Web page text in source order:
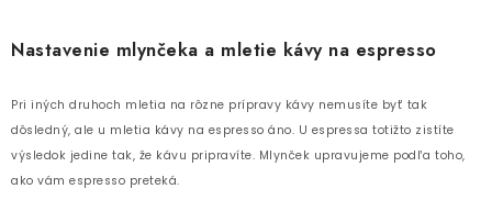
Nastavenie mlynčeka a mletie kávy na espresso
Pri iných druhoch mletia na rôzne prípravy kávy nemusíte byť tak
dôsledný, ale u mletia kávy na espresso áno. U espressa totižto zistíte
výsledok jedine tak, že kávu pripravíte. Mlynček upravujeme podľa toho,
ako vám espresso preteká.